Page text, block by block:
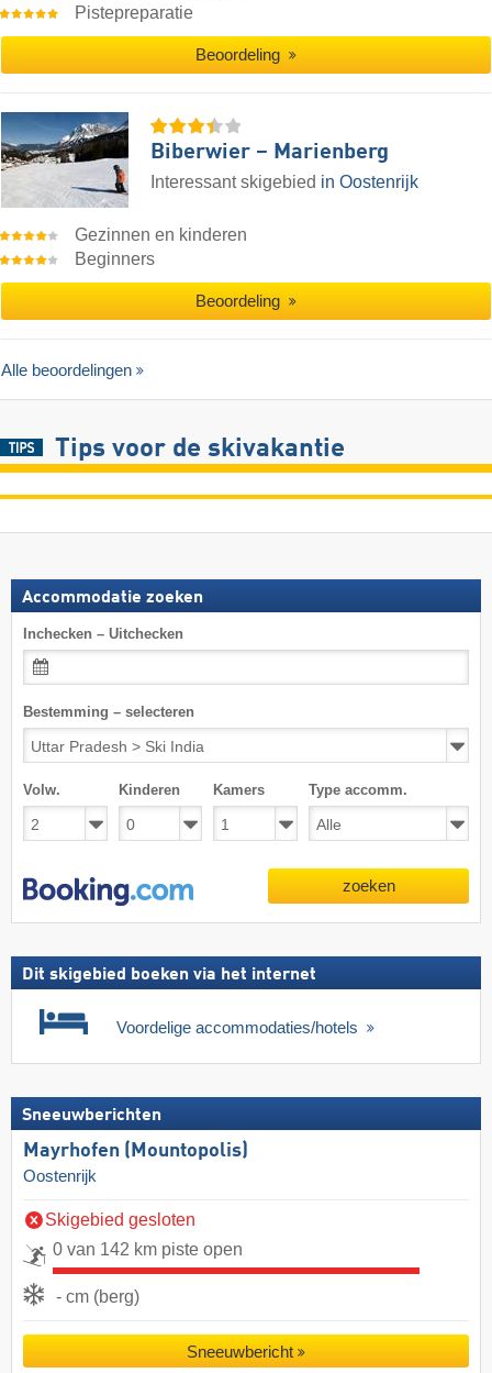
Pistepreparatie
Beoordeling
Biberwier – Marienberg
Interessant skigebied in Oostenrijk
Gezinnen en kinderen
Beginners
Beoordeling
Alle beoordelingen
Tips voor de skivakantie
Accommodatie zoeken
Inchecken – Uitchecken
Bestemming – selecteren
Volw. Kinderen Kamers Type accomm.
zoeken
Dit skigebied boeken via het internet
Voordelige accommodaties/hotels
Sneeuwberichten
Mayrhofen (Mountopolis)
Oostenrijk
Skigebied gesloten
0 van 142 km piste open
- cm (berg)
Sneeuwbericht